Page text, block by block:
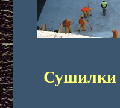
Сушилки